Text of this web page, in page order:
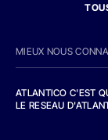
MIEUX NOUS
ATLANTICO C'EST
LE RESEAU